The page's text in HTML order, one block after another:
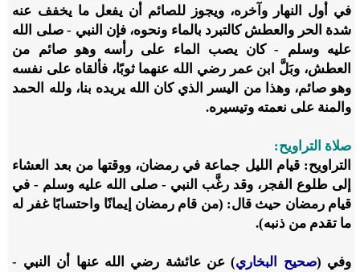
في أول النهار وآخره، ويجوز للصائم أن يفعل ما يخفف عنه
شدة الحر والعطش كالتبرد بالماء ونحوه، فإن النبي - صلى الله
عليه وسلم - كان يصب الماء على رأسه وهو صائم من
العطش، وبَلَّ ابن عمر رضي الله عنهما ثوبًا، فألقاه على نفسه
وهو صائم، وهذا من اليسر الذي كان الله يريده بنا، ولله الحمد
والمنة على نعمته وتيسيره.
صلاة التراويح:
التراويح: قيام الليل جماعة في رمضان، ووقتها من بعد العشاء
إلى طلوع الفجر، وقد رغَّب النبي - صلى الله عليه وسلم - في
قيام رمضان حيث قال: (من قام رمضان إيمانًا واحتسابًا غفر له
ما تقدم من ذنبه).
وفي (صحيح البخاري) عن عائشة رضي الله عنها أن النبي -